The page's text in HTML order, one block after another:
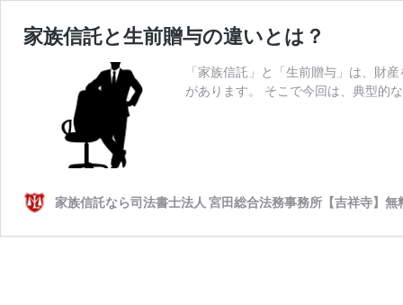
家族信託と生前贈与の違いとは？
「家族信託」と「生前贈与」は、財
があります。 そこで今回は、典型的
家族信託なら司法書士法人 宮田総合法務事務所【吉祥寺】